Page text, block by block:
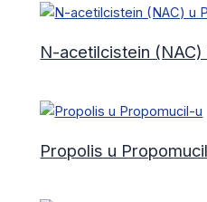
N-acetilcistein
Propolis u